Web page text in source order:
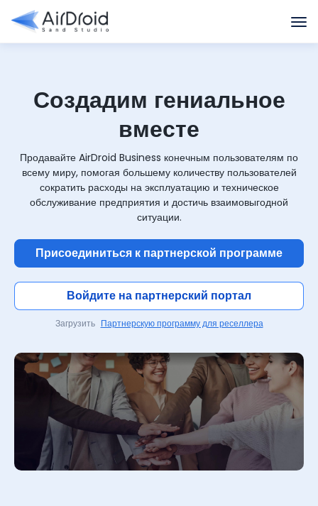
Создадим гениальное
вместе
Продавайте AirDroid Business конечным пользователям по
всему миру, помогая большему количеству пользователей
сократить расходы на эксплуатацию и техническое
обслуживание предприятия и достичь взаимовыгодной
ситуации.
Присоединиться к партнерской программе
Войдите на партнерский портал
Загрузить Партнерскую программу для реселлера